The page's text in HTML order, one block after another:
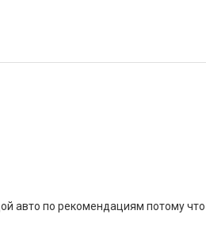
авто по рекомендациям потому